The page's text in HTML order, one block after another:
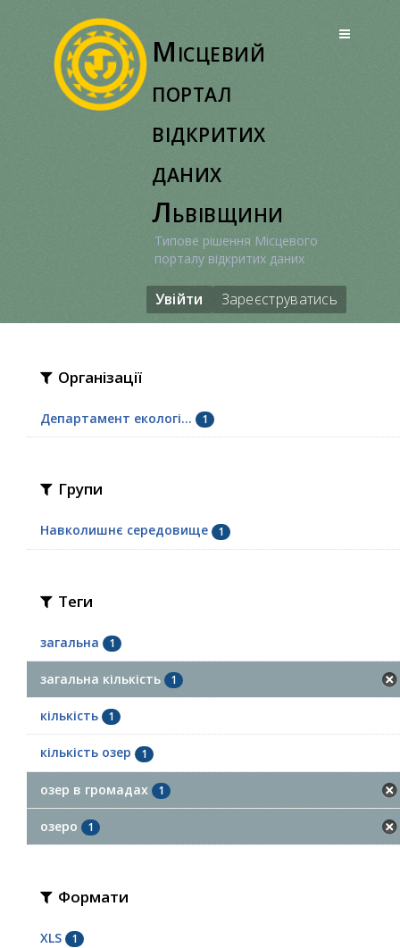
Місцевий
портал
відкритих
даних
Львівщини
Типове рішення Місцевого
порталу відкритих даних
Увійти Зареєструватись
Організації
Департамент екологі... 1
Групи
Навколишнє середовище 1
Теги
загальна 1
загальна кількість 1
кількість 1
кількість озер 1
озер в громадах 1
озеро 1
Формати
XLS 1